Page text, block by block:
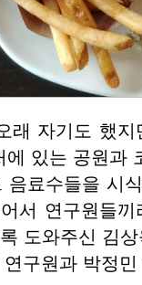
래 자기도 했지
있는 공원과
료수들을 시
서 연구원들
도와주신 김
구원과 박정